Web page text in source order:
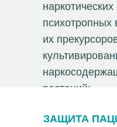
психотропных
их
растений;
ЗАЩИТА